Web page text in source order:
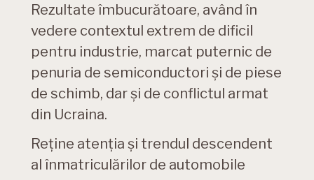
Rezultate îmbucurătoare, având în
vedere contextul extrem de dificil
pentru industrie, marcat puternic de
penuria de semiconductori și de piese
de schimb, dar și de conflictul armat
din Ucraina.
Reține atenția și trendul descendent
al înmatriculărilor de automobile